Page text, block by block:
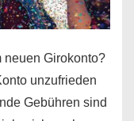
neuen Girokonto?
unzufrieden
Gebühren sind